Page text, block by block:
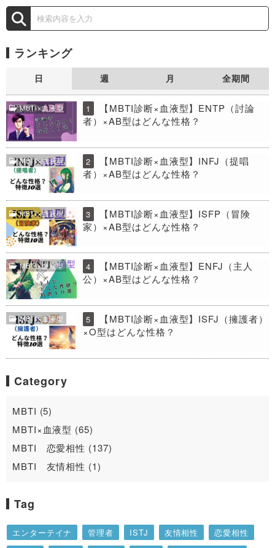
ランキング
日 週 月 全期間
MBTI×血液型 1
【MBTI診断×血液型】ENTP（討論
者）×AB型はどんな性格？
MBTI×血液型 2
【MBTI診断×血液型】INFJ（提唱
者）×AB型はどんな性格？
MBTI×血液型 3
【MBTI診断×血液型】ISFP（冒険
家）×AB型はどんな性格？
MBTI×血液型 4
【MBTI診断×血液型】ENFJ（主人
公）×AB型はどんな性格？
MBTI×血液型 5
【MBTI診断×血液型】ISFJ（擁護者）
×O型はどんな性格？
Category
MBTI (5)
MBTI×血液型 (65)
MBTI 恋愛相性 (137)
MBTI 友情相性 (1)
Tag
エンターテイナ 管理者 ISTJ 友情相性
恋愛相性